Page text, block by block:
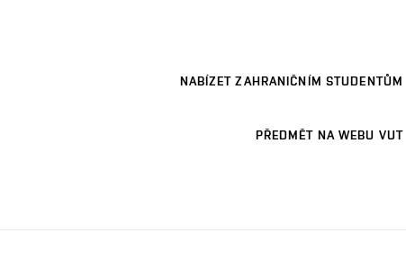
NABÍZET ZAHRANIČNÍM STUDENTŮM
PŘEDMĚT NA WEBU VUT